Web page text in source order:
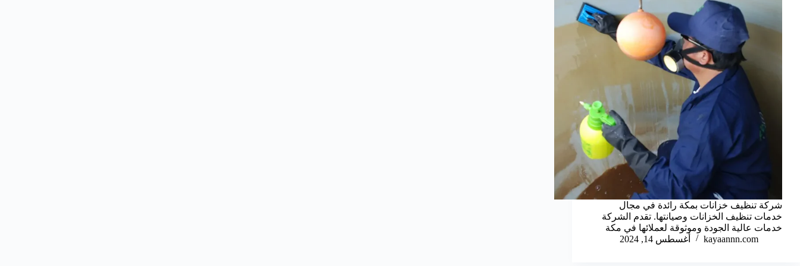
شركة تنظيف خزانات بمكة رائدة في مجال
خدمات تنظيف الخزانات وصيانتها. تقدم الشركة
خدمات عالية الجودة وموثوقة لعملائها في مكة
kayaannn.com
أغسطس 14, 2024